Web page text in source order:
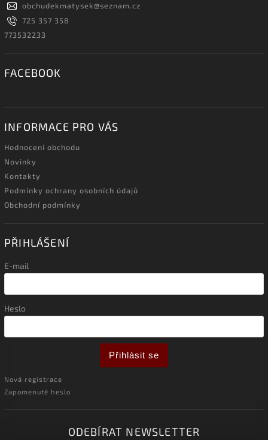
obchudekmatysek@seznam.cz
725 357 358
773532233
FACEBOOK
INFORMACE PRO VÁS
Hodnocení obchodu
Novinky
Kontakty
Podmínky ochrany osobních údajů
Obchodní podmínky
PŘIHLÁŠENÍ
E-mail
Heslo
Přihlásit se
Nová registrace
Zapomenuté heslo
ODEBÍRAT NEWSLETTER